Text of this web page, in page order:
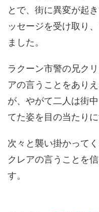
とで、街に異変が起
ッセージを受け取り
ました。
ラクーン市警の兄ク
アの言うことをあり
が、やがて二人は街
てた姿を目の当たりに
次々と襲い掛かって
クレアの言うことを
す。